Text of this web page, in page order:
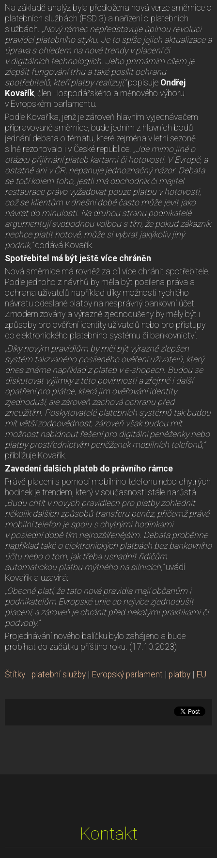
Na základě analýz byla předložena nová verze směrnice o
platebních službách (PSD 3) a nařízení o platebních
službách. „Nový rámec nepředstavuje úplnou revoluci
pravidel platebního styku. Je to spíše jejich aktualizace a
úprava s ohledem na nové trendy v placení či
v digitálních technologiích. Jeho primárním cílem je
zlepšit fungování trhu a také posílit ochranu
spotřebitelů, kteří platby realizují,“popisuje Ondřej
Kovařík , člen Hospodářského a měnového výboru
v Evropském parlamentu.
Podle Kovaříka, jenž je zároveň hlavním vyjednávačem
připravované směrnice, bude jedním z hlavních bodů
jednání debata o tématu, které zejména v letní sezoně
silně rezonovalo i v České republice. „Jde mimo jiné o
otázku přijímání plateb kartami či hotovostí. V Evropě, a
ostatně ani v ČR, nepanuje jednoznačný názor. Debata
se točí kolem toho, jestli má obchodník či majitel
restaurace právo vyžadovat pouze platbu v hotovosti,
což se klientům v dnešní době často může jevit jako
návrat do minulosti. Na druhou stranu podnikatelé
argumentují svobodnou volbou s tím, že pokud zákazník
nechce platit hotově, může si vybrat jakýkoliv jiný
podnik,“dodává Kovařík.
Spotřebitel má být ještě více chráněn
Nová směrnice má rovněž za cíl více chránit spotřebitele.
Podle jednoho z návrhů by měla být posílena práva a
ochrana uživatelů například díky možnosti rychlého
návratu odeslané platby na nesprávný bankovní účet.
Zmodernizovány a výrazně zjednodušeny by měly být i
způsoby pro ověření identity uživatelů nebo pro přístupy
do elektronického platebního systému či bankovnictví.
„Díky novým pravidlům by měl být výrazně zlepšen
systém takzvaného posíleného ověření uživatelů, který
dnes známe například z plateb v e-shopech. Budou se
diskutovat výjimky z této povinnosti a zřejmě i další
opatření pro plátce, která jim ověřování identity
zjednoduší, ale zároveň zachová ochranu před
zneužitím. Poskytovatelé platebních systémů tak budou
mít větší zodpovědnost, zároveň však budou mít
možnost nabídnout řešení pro digitální peněženky nebo
platby prostřednictvím peněženek mobilních telefonů,“
přibližuje Kovařík.
Zavedení dalších plateb do právního rámce
Právě placení s pomocí mobilního telefonu nebo chytrých
hodinek je trendem, který v současnosti stále narůstá.
„Budu chtít v nových pravidlech pro platby zohlednit
několik dalších způsobů transferu peněz, přičemž právě
mobilní telefon je spolu s chytrými hodinkami
v poslední době tím nejrozšířenějším. Debata proběhne
například také o elektronických platbách bez bankovního
účtu nebo o tom, jak třeba usnadnit řidičům
automatickou platbu mýtného na silnicích,“uvádí
Kovařík a uzavírá:
„Obecně platí, že tato nová pravidla mají občanům i
podnikatelům Evropské unie co nejvíce zjednodušit
placení, a zároveň je chránit před nekalými praktikami či
podvody.“
Projednávání nového balíčku bylo zahájeno a bude
probíhat do začátku příštího roku. (17.10.2023)
Štítky: platební služby | Evropský parlament | platby | EU
Kontakt